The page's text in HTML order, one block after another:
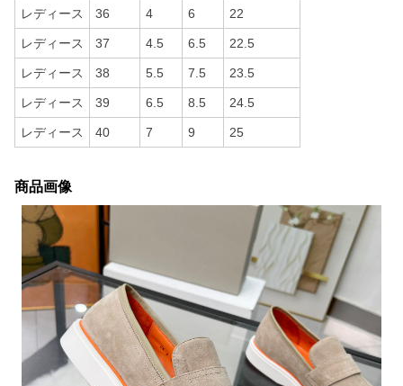
レディース 36 4 6 22
レディース 37 4.5 6.5 22.5
レディース 38 5.5 7.5 23.5
レディース 39 6.5 8.5 24.5
レディース 40 7 9 25
商品画像